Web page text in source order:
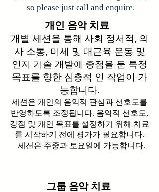
so please just call and enquire.
개인 음악 치료
개별 세션을 통해 사회 정서적, 의
사 소통, 미세 및 대근육 운동 및
인지 기술 개발에 중점을 둔 특정
목표를 향한 심층적 인 작업이 가
능합니다.
세션은 개인의 음악적 관심과 선호도를
반영하도록 조정됩니다. 음악적 선호도,
강점 및 개인 목표를 설정하기 위해 치료
를 시작하기 전에 평가가 필요합니다.
세션은 주중과 토요일에 가능합니다.
그룹 음악 치료